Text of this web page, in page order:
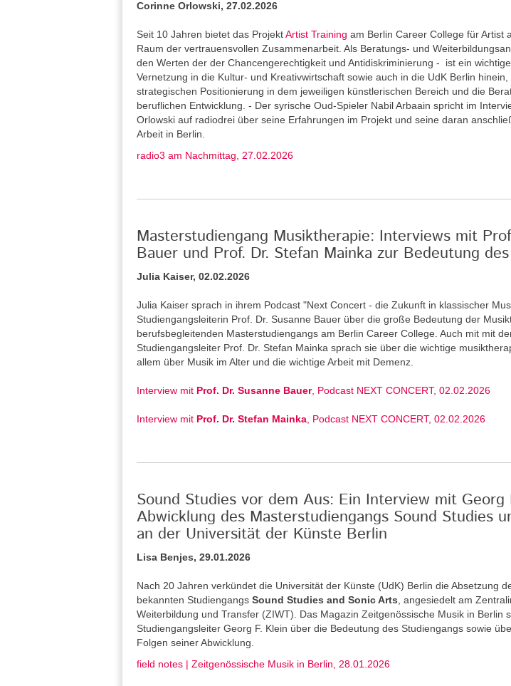
Corinne Orlowski, 27.02.2026
Seit 10 Jahren bietet das ProjektArtist Training am Berlin Career College für Artist
Raum der vertrauensvollen Zusammenarbeit. Als Beratungs- und
den Werten der der Chancengerechtigkeit und Antidiskriminierung - ist ein
Vernetzung in die Kultur- und Kreativwirtschaft sowie auch in die UdK Berlin
strategischen Positionierung in dem jeweiligen künstlerischen Bereich und die
beruflichen Entwicklung. - Der syrische Oud-Spieler Nabil Arbaain spricht im
Orlowski auf radiodrei über seine Erfahrungen im Projekt und seine daran
Arbeit in Berlin.
radio3 am Nachmittag, 27.02.2026
Masterstudiengang Musiktherapie: Interviews mit
Bauer und Prof. Dr. Stefan Mainka zur Bedeutung
Julia Kaiser, 02.02.2026
Julia Kaiser sprach in ihrem Podcast "Next Concert - die Zukunft in klassischer
Studiengangsleiterin Prof. Dr. Susanne Bauer über die große Bedeutung der
berufsbegleitenden Masterstudiengangs am Berlin Career College. Auch mit mit
Studiengangsleiter Prof. Dr. Stefan Mainka sprach sie über die wichtige
allem über Musik im Alter und die wichtige Arbeit mit Demenz.
Interview mit Prof. Dr. Susanne Bauer, Podcast NEXT CONCERT, 02.02.2026
Interview mit Prof. Dr. Stefan Mainka , Podcast NEXT CONCERT, 02.02.2026
Sound Studies vor dem Aus: Ein Interview mit Georg
Abwicklung des Masterstudiengangs Sound Studies
an der Universität der Künste Berlin
Lisa Benjes, 29.01.2026
Nach 20 Jahren verkündet die Universität der Künste (UdK) Berlin die Absetzung
bekannten Studiengangs Sound Studies and Sonic Arts , angesiedelt am
Weiterbildung und Transfer (ZIWT). Das Magazin Zeitgenössische Musik in Berlin
Studiengangsleiter Georg F. Klein über die Bedeutung des Studiengangs sowie
Folgen seiner Abwicklung.
field notes | Zeitgenössische Musik in Berlin, 28.01.2026